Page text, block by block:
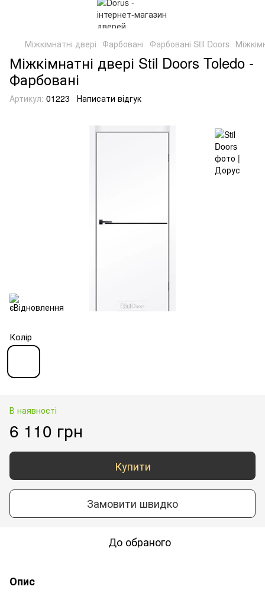
Міжкімнатні двері Фарбовані Фарбовані Stil Doors
Міжкімнатні двері Stil Doors Toledo -
Фарбовані
Артикул: 01223 Написати відгук
Колір
В наявності
6 110 грн
Купити
Замовити швидко
До обраного
Опис